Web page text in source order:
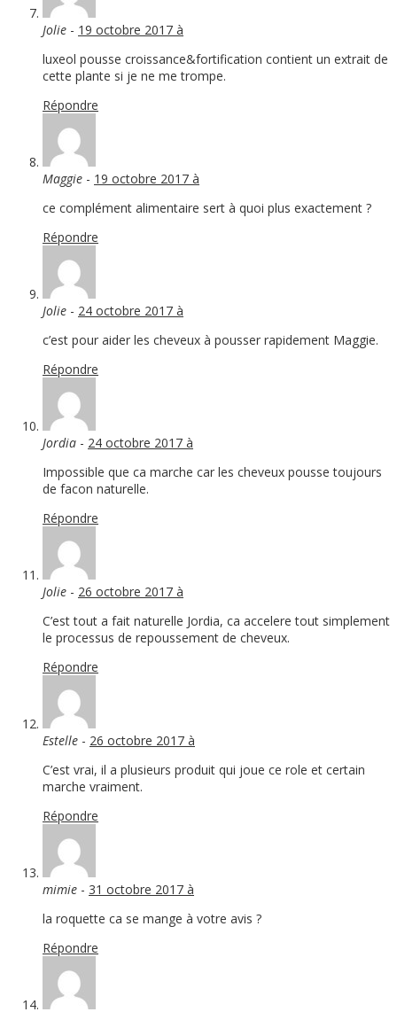
Jolie - 19 octobre 2017 à
luxeol pousse croissance&fortification contient un extrait de
cette plante si je ne me trompe.
Répondre
Maggie - 19 octobre 2017 à
ce complément alimentaire sert à quoi plus exactement ?
Répondre
Jolie - 24 octobre 2017 à
c’est pour aider les cheveux à pousser rapidement Maggie.
Répondre
Jordia - 24 octobre 2017 à
Impossible que ca marche car les cheveux pousse toujours
de facon naturelle.
Répondre
Jolie - 26 octobre 2017 à
C’est tout a fait naturelle Jordia, ca accelere tout simplement
le processus de repoussement de cheveux.
Répondre
Estelle - 26 octobre 2017 à
C’est vrai, il a plusieurs produit qui joue ce role et certain
marche vraiment.
Répondre
mimie - 31 octobre 2017 à
la roquette ca se mange à votre avis ?
Répondre